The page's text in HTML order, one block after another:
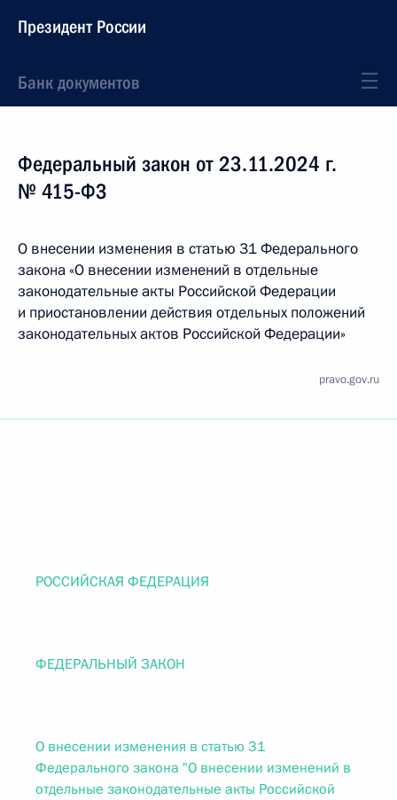
Президент России
Банк документов
Федеральный закон от 23.11.2024 г.
№ 415-ФЗ
О внесении изменения в статью 31 Федерального
закона «О внесении изменений в отдельные
законодательные акты Российской Федерации
и приостановлении действия отдельных положений
законодательных актов Российской Федерации»
pravo.gov.ru
РОССИЙСКАЯ ФЕДЕРАЦИЯ
ФЕДЕРАЛЬНЫЙ ЗАКОН
О внесении изменения в статью 31
Федерального закона "О внесении изменений в
отдельные законодательные акты Российской